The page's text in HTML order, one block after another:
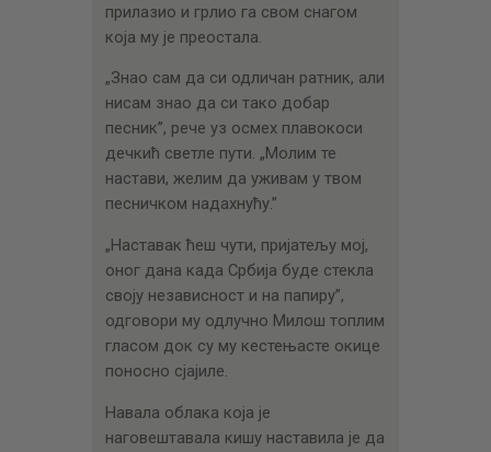
прилазио и грлио га свом снагом
која му је преостала.
„Знао сам да си одличан ратник, али
нисам знао да си тако добар
песник”, рече уз осмех плавокоси
дечкић светле пути. „Молим те
настави, желим да уживам у твом
песничком надахнућу.”
„Наставак ћеш чути, пријатељу мој,
оног дана када Србија буде стекла
своју независност и на папиру”,
одговори му одлучно Милош топлим
гласом док су му кестењасте окице
поносно сјајиле.
Навала облака која је
наговештавала кишу наставила је да